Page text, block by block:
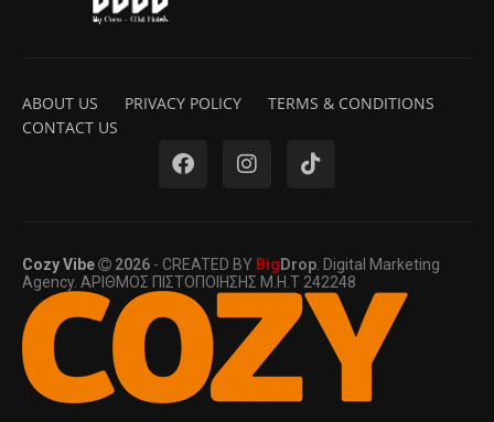
ABOUT US PRIVACY POLICY
TERMS & CONDITIONS
CONTACT US
Cozy Vibe 2026 - CREATED BY Big Drop. Digital Marketing
Agency. ΑΡΙΘΜΟΣ ΠΙΣΤΟΠΟΙΗΣΗΣ Μ.Η.Τ 242248